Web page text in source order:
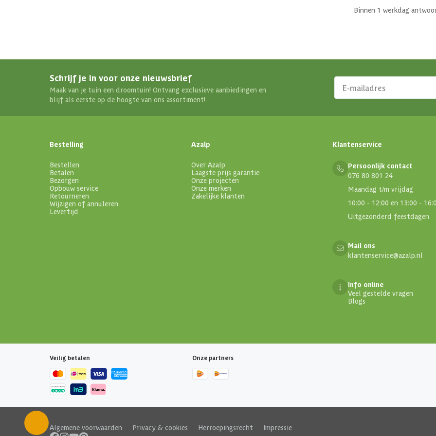
Binnen 1 werkdag
Schrijf je in voor onze nieuwsbrief
Maak van je tuin een droomtuin! Ontvang exclusieve aanbiedingen en
blijf als eerste op de hoogte van ons assortiment!
Bestelling
Bestellen
Betalen
Bezorgen
Opbouw service
Retourneren
Wijzigen of annuleren
Levertijd
Azalp
Over Azalp
Laagste prijs garantie
Onze projecten
Onze merken
Zakelijke klanten
Klantenservice
Persoonlijk contact
076 80 801 24
Maandag t/m vrijdag
10:00 - 12:00 en 13:00 -
Uitgezonderd feestdagen
Mail ons
klantenservice@azalp.nl
Info online
Veel gestelde vragen
Blogs
Veilig betalen Onze partners
Algemene voorwaarden Privacy & cookies Herroepingsrecht Impressie